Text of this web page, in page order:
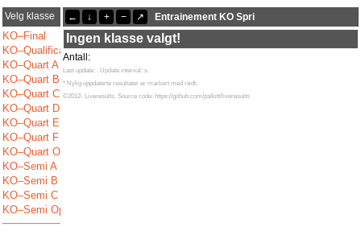
Siste oppdateringer
05:51:05: Didier, Remy (KO–Qualification) kom i mål med tiden mp
05:51:05: Didier, Remy (KO–Quart Open
05:51:04: Tituan, Cohadon (
Velg klasse ← ↓ + − ↗ Entrainement KO Spri
KO–Final
KO–Qualification
KO–Quart A
KO–Quart B
KO–Quart C
KO–Quart D
KO–Quart E
KO–Quart F
KO–Quart Open
KO–Semi A
KO–Semi B
KO–Semi C
KO–Semi Open
Ingen klasse valgt!
Antall:
Last update: . Update interval: s.
* Nylig oppdaterte resultater er markert med rødt.
©2012- Liveresults. Source code: https://github.com/palkitt/liveresults